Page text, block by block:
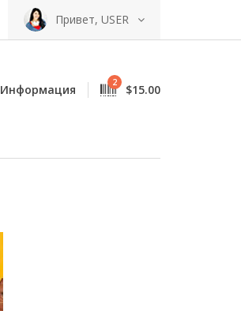
Привет, USER
Информация 2 $15.00